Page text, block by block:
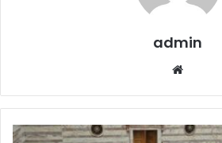
admin